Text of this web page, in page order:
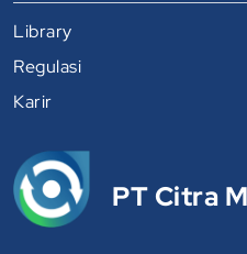
PT Citra
Library
Regulasi
Karir